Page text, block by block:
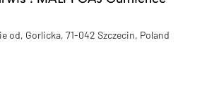
od, Gorlicka, 71-042 Szczecin, Poland